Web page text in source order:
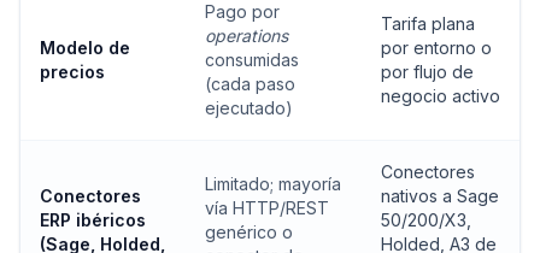
Modelo de
precios
Pago por
operations
consumidas
(cada paso
ejecutado)
Tarifa plana
por entorno o
por flujo de
negocio activo
Conectores
ERP ibéricos
(Sage, Holded,
Limitado; mayoría
vía HTTP/REST
genérico o
Conectores
nativos a Sage
50/200/X3,
Holded, A3 de